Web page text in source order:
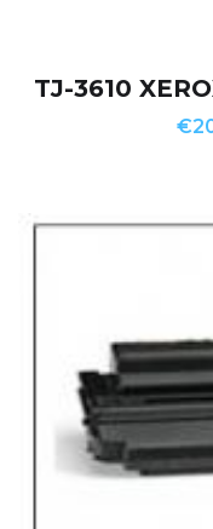
TJ-3610
€